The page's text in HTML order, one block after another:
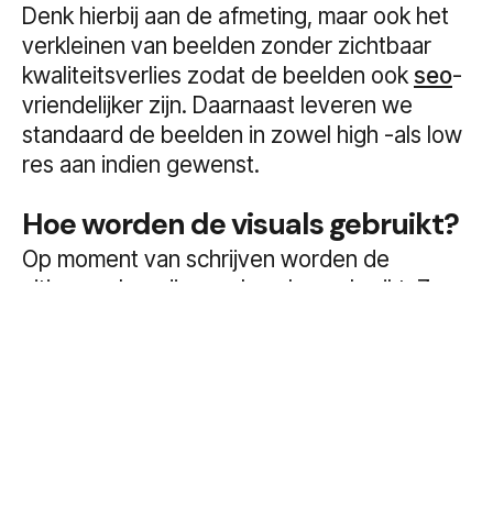
Denk hierbij aan de afmeting, maar ook het
verkleinen van beelden zonder zichtbaar
kwaliteitsverlies zodat de beelden ook seo-
vriendelijker zijn. Daarnaast leveren we
standaard de beelden in zowel high -als low
res aan indien gewenst.
Hoe worden de visuals gebruikt?
Op moment van schrijven worden de
uitingen al op diverse kanalen gebruikt. Zo